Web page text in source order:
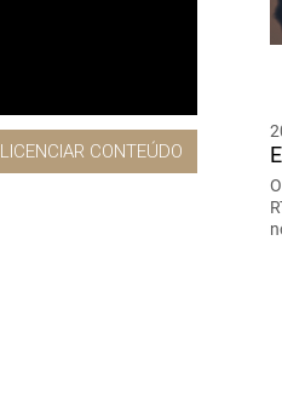
LICENCIAR CONTEÚDO